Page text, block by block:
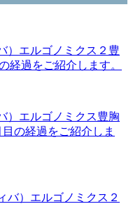
）エルゴノミクス２豊
過をご紹介します。
）エルゴノミクス豊胸
の経過をご紹介しま
バ）エルゴノミクス２